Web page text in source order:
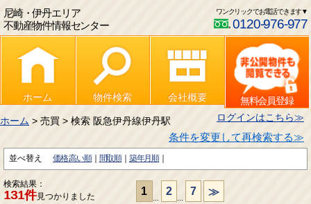
尼崎・伊丹エリア
不動産物件情報センター
ワンクリックでお電話できます▼
0120-976-977
ホーム 物件検索 会社概要
無料会員登録
ログインはこちら≫
ホーム > 売買 > 検索 阪急伊丹線伊丹駅
条件を変更して再検索する≫
並べ替え 価格:高い順 間取順 築年月順
検索結果：
131件見つかりました 1
...
2
...
7 ≫